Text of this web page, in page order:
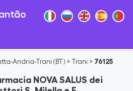
Andria-Trani (BT) > Trani > 76125
NOVA SALUS dei